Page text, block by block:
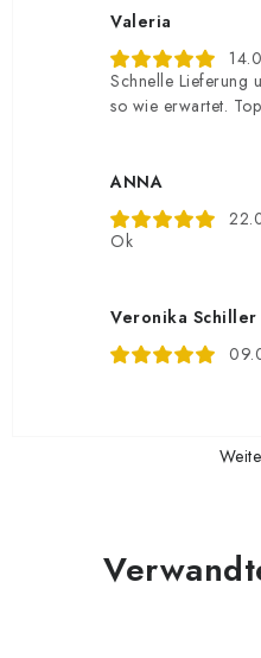
Valeria
Schnelle Lieferung
so wie erwartet.
ANNA
Ok
Veronika Schiller